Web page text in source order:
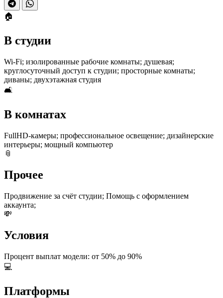
🏠
В студии
Wi-Fi; изолированные рабочие комнаты; душевая;
круглосуточный доступ к студии; просторные комнаты;
диваны; двухэтажная студия
🛋
В комнатах
FullHD-камеры; профессиональное освещение; дизайнерские
интерьеры; мощный компьютер
📎
Прочее
Продвижение за счёт студии; Помощь с оформлением
аккаунта;
💸
Условия
Процент выплат модели: от 50% до 90%
💻
Платформы